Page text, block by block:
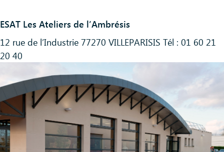
ESAT Les Ateliers de l’Ambrésis
12 rue de l’Industrie 77270 VILLEPARISIS Tél : 01 60 21
20 40